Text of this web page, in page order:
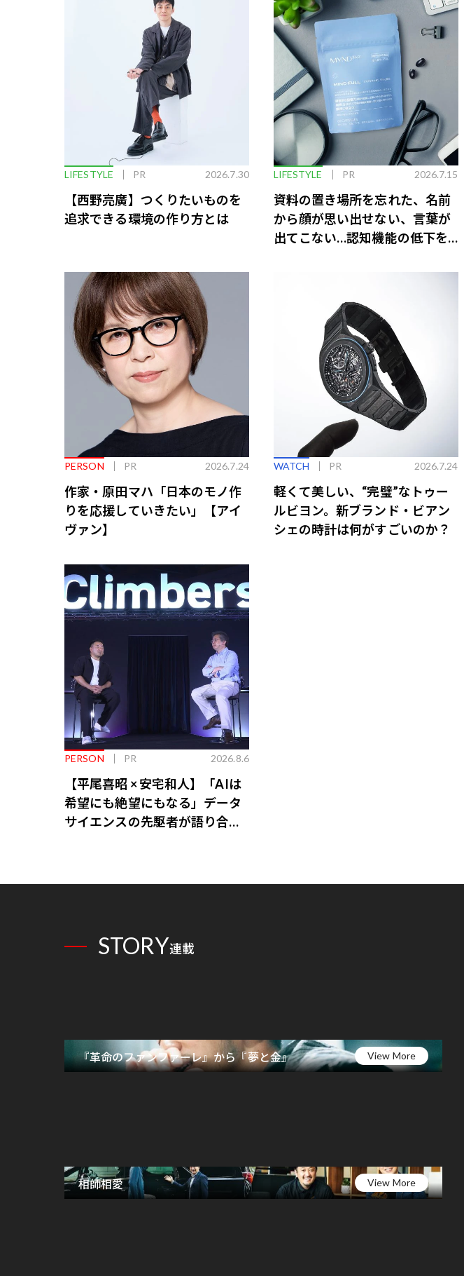
LIFESTYLE PR 2026.7.30
【西野亮廣】つくりたいものを
追求できる環境の作り方とは
LIFESTYLE PR 2026.7.15
資料の置き場所を忘れた、名前
から顔が思い出せない、言葉が
出てこない…認知機能の低下を
PERSON PR 2026.7.24
作家・原田マハ「日本のモノ作
りを応援していきたい」【アイ
ヴァン】
WATCH PR 2026.7.24
軽くて美しい、“完璧”なトゥー
ルビヨン。新ブランド・ビアン
シェの時計は何がすごいのか？
PERSON PR 2026.8.6
【平尾喜昭 × 安宅和人】「AIは
希望にも絶望にもなる」データ
サイエンスの先駆者が語り合う
STORY連載
『革命のファンファーレ』から『夢と金』 View More
相師相愛 View More